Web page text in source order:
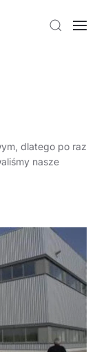
dlatego po raz
nasze